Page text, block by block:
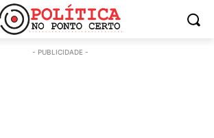
- PUBLICIDADE -